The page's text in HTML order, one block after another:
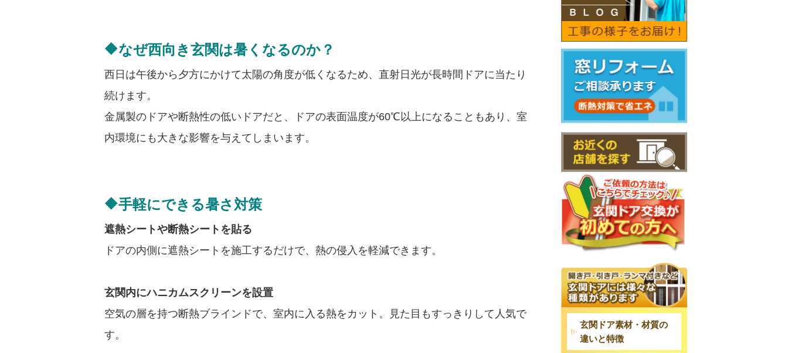
🔶なぜ西向き玄関は暑くなるのか？
西日は午後から夕方にかけて太陽の角度が低くなるため、直射日光が長時間ドアに当たり
続けます。
金属製のドアや断熱性の低いドアだと、ドアの表面温度が60℃以上になることもあり、室
内環境にも大きな影響を与えてしまいます。
🔶手軽にできる暑さ対策
遮熱シートや断熱シートを貼る
ドアの内側に遮熱シートを施工するだけで、熱の侵入を軽減できます。
玄関内にハニカムスクリーンを設置
空気の層を持つ断熱ブラインドで、室内に入る熱をカット。見た目もすっきりして人気で
す。
玄関ドア素材・材質の
違いと特徴